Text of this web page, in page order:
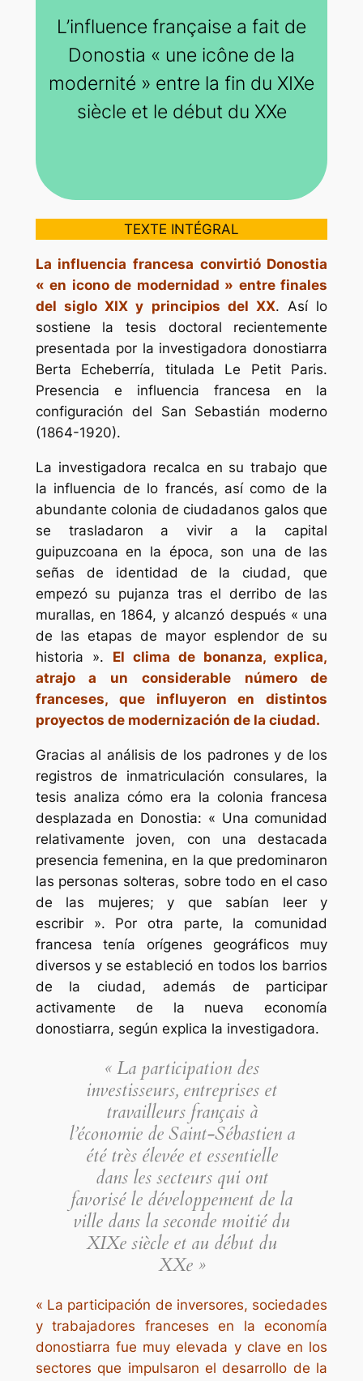
L’influence française a fait de
Donostia « une icône de la
modernité » entre la fin du XIXe
siècle et le début du XXe
TEXTE INTÉGRAL
La influencia francesa convirtió Donostia
« en icono de modernidad » entre finales
del siglo XIX y principios del XX. Así lo
sostiene la tesis doctoral recientemente
presentada por la investigadora donostiarra
Berta Echeberría, titulada Le Petit Paris.
Presencia e influencia francesa en la
configuración del San Sebastián moderno
(1864-1920).
La investigadora recalca en su trabajo que
la influencia de lo francés, así como de la
abundante colonia de ciudadanos galos que
se trasladaron a vivir a la capital
guipuzcoana en la época, son una de las
señas de identidad de la ciudad, que
empezó su pujanza tras el derribo de las
murallas, en 1864, y alcanzó después « una
de las etapas de mayor esplendor de su
historia ». El clima de bonanza, explica,
atrajo a un considerable número de
franceses, que influyeron en distintos
proyectos de modernización de la ciudad.
Gracias al análisis de los padrones y de los
registros de inmatriculación consulares, la
tesis analiza cómo era la colonia francesa
desplazada en Donostia: « Una comunidad
relativamente joven, con una destacada
presencia femenina, en la que predominaron
las personas solteras, sobre todo en el caso
de las mujeres; y que sabían leer y
escribir ». Por otra parte, la comunidad
francesa tenía orígenes geográficos muy
diversos y se estableció en todos los barrios
de la ciudad, además de participar
activamente de la nueva economía
donostiarra, según explica la investigadora.
« La participation des
investisseurs, entreprises et
travailleurs français à
l’économie de Saint-Sébastien a
été très élevée et essentielle
dans les secteurs qui ont
favorisé le développement de la
ville dans la seconde moitié du
XIXe siècle et au début du
XXe »
« La participación de inversores, sociedades
y trabajadores franceses en la economía
donostiarra fue muy elevada y clave en los
sectores que impulsaron el desarrollo de la